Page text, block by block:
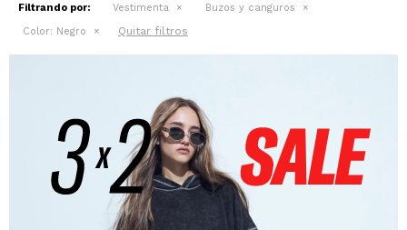
Filtrando por: Vestimenta
Buzos y canguros
Color: Negro Quitar filtros